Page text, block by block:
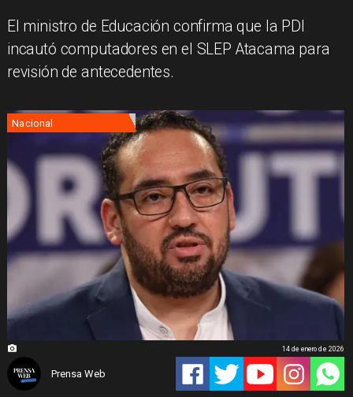
El ministro de Educación confirma que la PDI
incautó computadores en el SLEP Atacama para
revisión de antecedentes.
Nacional
Prensa Web
14 de enero de 2026